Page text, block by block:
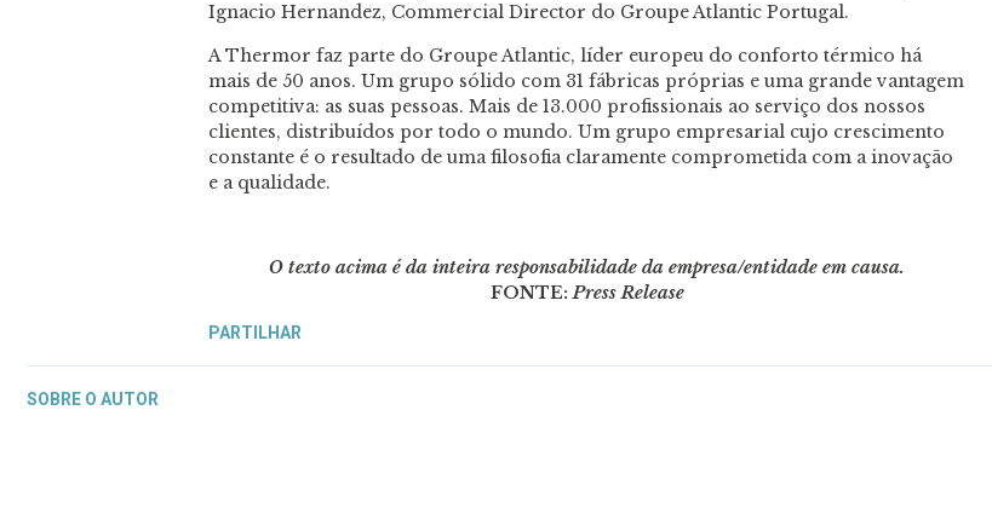
Ignacio Hernandez, Commercial Director do Groupe Atlantic Portugal.
A Thermor faz parte do Groupe Atlantic, líder europeu do conforto térmico há
mais de 50 anos. Um grupo sólido com 31 fábricas próprias e uma grande vantagem
competitiva: as suas pessoas. Mais de 13.000 profissionais ao serviço dos nossos
clientes, distribuídos por todo o mundo. Um grupo empresarial cujo crescimento
constante é o resultado de uma filosofia claramente comprometida com a inovação
e a qualidade.
O texto acima é da inteira responsabilidade da empresa/entidade em causa.
FONTE:Press Release
PARTILHAR
SOBRE O AUTOR